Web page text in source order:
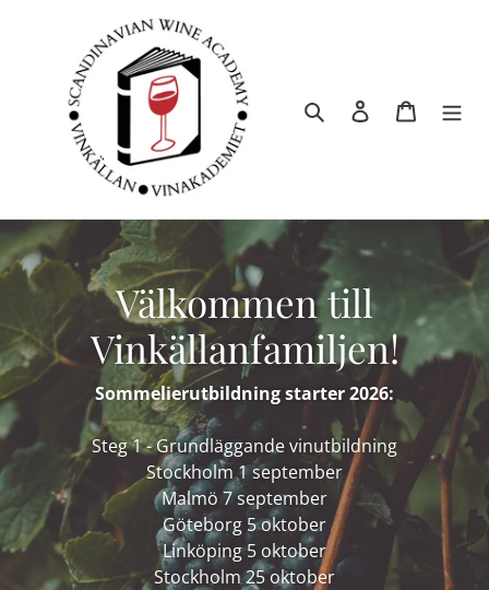
Sök Logga in
Välkommen till
Vinkällanfamiljen!
Sommelierutbildning starter 2026:
Steg 1 - Grundläggande vinutbildning
Stockholm 1 september
Malmö 7 september
Göteborg 5 oktober
Linköping 5 oktober
Stockholm 25 oktober